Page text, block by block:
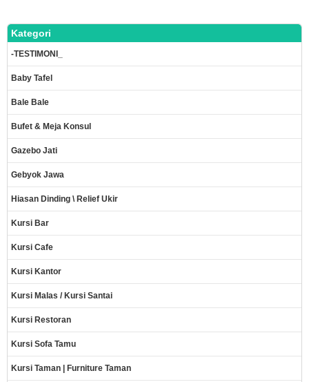
Kategori
-TESTIMONI_
Baby Tafel
Bale Bale
Bufet & Meja Konsul
Gazebo Jati
Gebyok Jawa
Hiasan Dinding \ Relief Ukir
Kursi Bar
Kursi Cafe
Kursi Kantor
Kursi Malas / Kursi Santai
Kursi Restoran
Kursi Sofa Tamu
Kursi Taman | Furniture Taman